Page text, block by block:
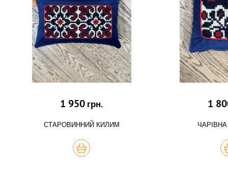
1 950 грн.
СТАРОВИННИЙ КИЛИМ
КУПИТЬ
1